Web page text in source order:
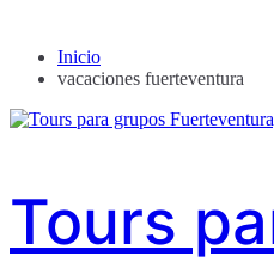
Inicio
vacaciones fuerteventura
Tours